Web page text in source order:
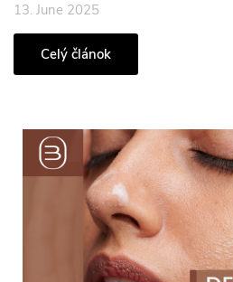
13. June 2025
Celý článok